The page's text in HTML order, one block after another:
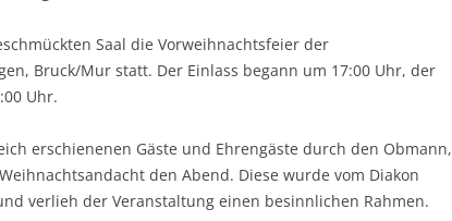
Saal die Vorweihnachtsfeier der
Bruck/Mur statt. Der Einlass begann um 17:00 Uhr, der
Uhr.
erschienenen Gäste und Ehrengäste durch den Obmann,
den Abend. Diese wurde vom Diakon
verlieh der Veranstaltung einen besinnlichen Rahmen.